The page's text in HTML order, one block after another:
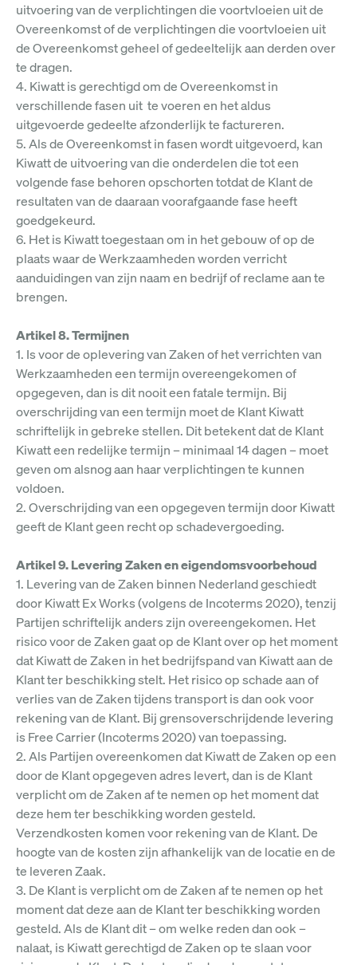
uitvoering van de verplichtingen die voortvloeien uit de
Overeenkomst of de verplichtingen die voortvloeien uit
de Overeenkomst geheel of gedeeltelijk aan derden over
te dragen.
4. Kiwatt is gerechtigd om de Overeenkomst in
verschillende fasen uit te voeren en het aldus
uitgevoerde gedeelte afzonderlijk te factureren.
5. Als de Overeenkomst in fasen wordt uitgevoerd, kan
Kiwatt de uitvoering van die onderdelen die tot een
volgende fase behoren opschorten totdat de Klant de
resultaten van de daaraan voorafgaande fase heeft
goedgekeurd.
6. Het is Kiwatt toegestaan om in het gebouw of op de
plaats waar de Werkzaamheden worden verricht
aanduidingen van zijn naam en bedrijf of reclame aan te
brengen.
Artikel 8. Termijnen
1. Is voor de oplevering van Zaken of het verrichten van
Werkzaamheden een termijn overeengekomen of
opgegeven, dan is dit nooit een fatale termijn. Bij
overschrijding van een termijn moet de Klant Kiwatt
schriftelijk in gebreke stellen. Dit betekent dat de Klant
Kiwatt een redelijke termijn – minimaal 14 dagen – moet
geven om alsnog aan haar verplichtingen te kunnen
voldoen.
2. Overschrijding van een opgegeven termijn door Kiwatt
geeft de Klant geen recht op schadevergoeding.
Artikel 9. Levering Zaken en eigendomsvoorbehoud
1. Levering van de Zaken binnen Nederland geschiedt
door Kiwatt Ex Works (volgens de Incoterms 2020), tenzij
Partijen schriftelijk anders zijn overeengekomen. Het
risico voor de Zaken gaat op de Klant over op het moment
dat Kiwatt de Zaken in het bedrijfspand van Kiwatt aan de
Klant ter beschikking stelt. Het risico op schade aan of
verlies van de Zaken tijdens transport is dan ook voor
rekening van de Klant. Bij grensoverschrijdende levering
is Free Carrier (Incoterms 2020) van toepassing.
2. Als Partijen overeenkomen dat Kiwatt de Zaken op een
door de Klant opgegeven adres levert, dan is de Klant
verplicht om de Zaken af te nemen op het moment dat
deze hem ter beschikking worden gesteld.
Verzendkosten komen voor rekening van de Klant. De
hoogte van de kosten zijn afhankelijk van de locatie en de
te leveren Zaak.
3. De Klant is verplicht om de Zaken af te nemen op het
moment dat deze aan de Klant ter beschikking worden
gesteld. Als de Klant dit – om welke reden dan ook –
nalaat, is Kiwatt gerechtigd de Zaken op te slaan voor